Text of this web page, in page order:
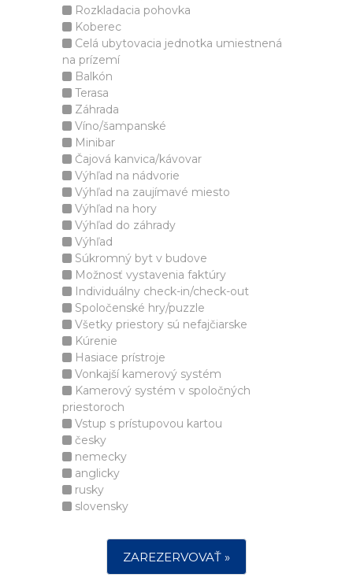
Rozkladacia pohovka
Koberec
Celá ubytovacia jednotka umiestnená
na prízemí
Balkón
Terasa
Záhrada
Víno/šampanské
Minibar
Čajová kanvica/kávovar
Výhľad na nádvorie
Výhľad na zaujímavé miesto
Výhľad na hory
Výhľad do záhrady
Výhľad
Súkromný byt v budove
Možnosť vystavenia faktúry
Individuálny check-in/check-out
Spoločenské hry/puzzle
Všetky priestory sú nefajčiarske
Kúrenie
Hasiace prístroje
Vonkajší kamerový systém
Kamerový systém v spoločných
priestoroch
Vstup s prístupovou kartou
česky
nemecky
anglicky
rusky
slovensky
ZAREZERVOVAŤ »